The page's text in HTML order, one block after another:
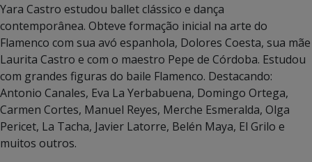
Yara Castro estudou ballet clássico e dança
contemporânea. Obteve formação inicial na arte do
Flamenco com sua avó espanhola, Dolores Coesta, sua mãe
Laurita Castro e com o maestro Pepe de Córdoba. Estudou
com grandes figuras do baile Flamenco. Destacando:
Antonio Canales, Eva La Yerbabuena, Domingo Ortega,
Carmen Cortes, Manuel Reyes, Merche Esmeralda, Olga
Pericet, La Tacha, Javier Latorre, Belén Maya, El Grilo e
muitos outros.